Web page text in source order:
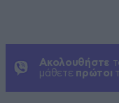
Ακολουθήστε
μάθετε πρώτοι